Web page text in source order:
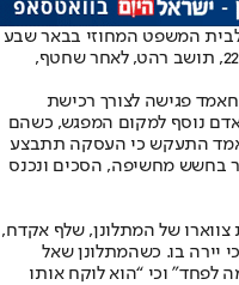
המשפט המחוזי בבאר שבע
כתב אישום נגד אברהים אבו חאמד בן ה-22, תושב רהט, לאחר שחטף,
פגישה לצורך רכישת
נוסף למקום המפגש, כשהם
התעקש כי העסקה תתבצע
בחשש מחשיפה, הסכים ונכנס
של המתלונן, שלף אקדח,
יירה בו. כשהמתלונן שאל
לפחד” וכי “הוא לוקח אותו